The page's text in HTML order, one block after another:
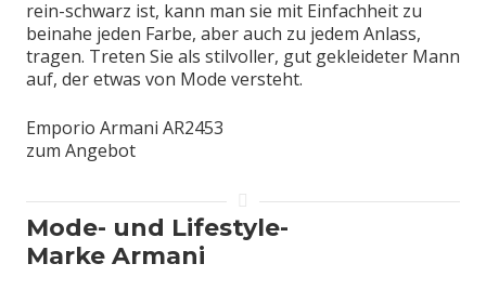
rein-schwarz ist, kann man sie mit Einfachheit zu
beinahe jeden Farbe, aber auch zu jedem Anlass,
tragen. Treten Sie als stilvoller, gut gekleideter Mann
auf, der etwas von Mode versteht.
Emporio Armani AR2453
zum Angebot
Mode- und Lifestyle-
Marke Armani